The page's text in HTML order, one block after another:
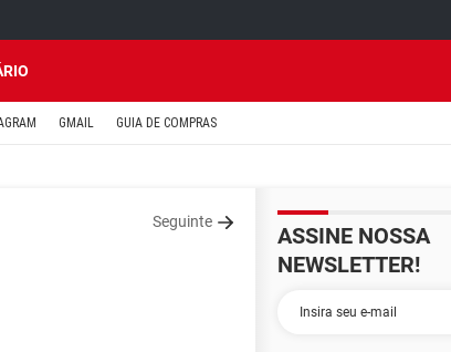
GMAIL GUIA DE COMPRAS
Seguinte
ASSINE NOSSA
NEWSLETTER!